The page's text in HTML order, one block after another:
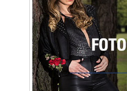
Artística
Artística Catalina